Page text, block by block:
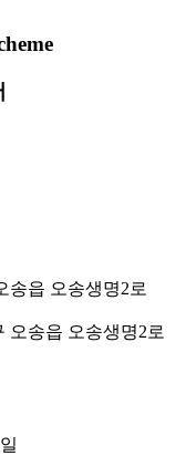
송읍 오송생명2로
오송읍 오송생명2로